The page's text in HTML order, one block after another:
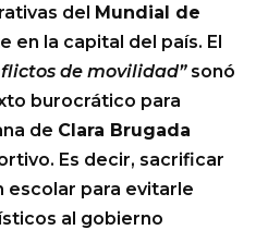
del Mundial de
en la capital del país. El
de movilidad”sonó
burocrático para
de Clara Brugada
Es decir, sacrificar
escolar para evitarle
al gobierno